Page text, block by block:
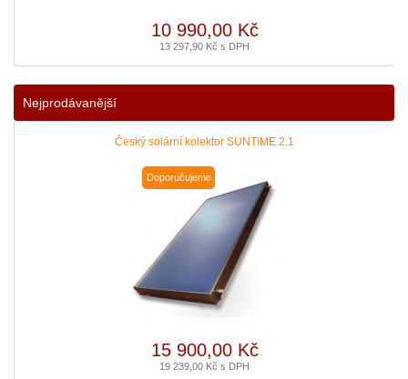
10 990,00 Kč
13 297,90 Kč s DPH
Nejprodávanější
Český solární kolektor SUNTIME 2.1
Doporučujeme
15 900,00 Kč
19 239,00 Kč s DPH